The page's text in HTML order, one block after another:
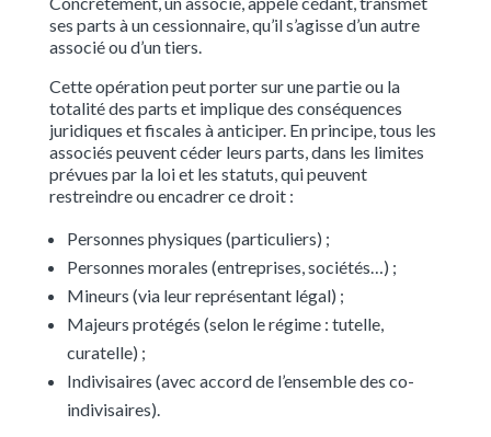
ses parts à un cessionnaire, qu’il s’agisse d’un autre
associé ou d’un tiers.
Cette opération peut porter sur une partie ou la
totalité des parts et implique des conséquences
juridiques et fiscales à anticiper. En principe, tous les
associés peuvent céder leurs parts, dans les limites
prévues par la loi et les statuts, qui peuvent
restreindre ou encadrer ce droit :
Personnes physiques (particuliers) ;
Personnes morales (entreprises, sociétés…) ;
Mineurs (via leur représentant légal) ;
Majeurs protégés (selon le régime : tutelle,
curatelle) ;
Indivisaires (avec accord de l’ensemble des co-
indivisaires).